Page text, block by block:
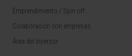
Emprendimiento / Spin off
Colaboración con empresas
Área del Inversor